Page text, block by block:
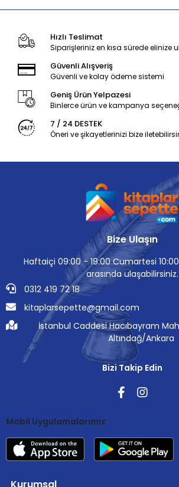
Hızlı Teslimat
Siparişleriniz en kısa sürede elinize
Güvenli Alışveriş
Güvenli ve kolay ödeme sistemi
Geniş Ürün Yelpazesi
Binlerce ürün ve kampanya
7 / 24 DESTEK
Öneri ve şikayetlerinizi bize
Bize Ulaşın
Haftaiçi 09:00 - 19:00 Cumartesi
arasında ulaşabilirsiniz.
0312 419 72 18
kitaplarsepette@gmail.com
İstanbul Caddesi Hacıbayram
Altındağ/Ankara
Bizi Takip Edin
Mobil Uygulamalarımız
Kurumsal